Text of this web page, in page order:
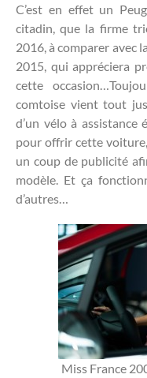
C’est en effet un
citadin, que la firme
2016, à comparer avec
2015, qui appréciera
cette
comtoise vient tout
d’un vélo à assistance
pour offrir cette
un coup de publicité
modèle. Et ça
d’autres…
Miss France